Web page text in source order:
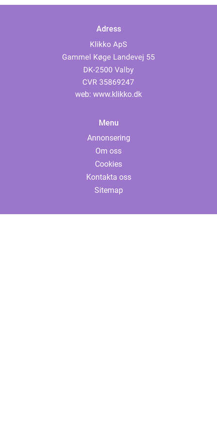
Adress
web: www.klikko.dk
Menu
Annonsering
Om oss
Cookies
Kontakta oss
Sitemap